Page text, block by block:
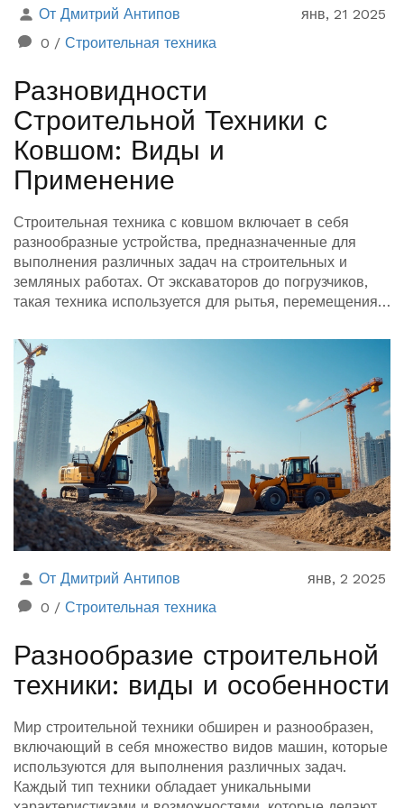
От Дмитрий Антипов
янв, 21 2025
0 / Строительная техника
Разновидности
Строительной Техники с
Ковшом: Виды и
Применение
Строительная техника с ковшом включает в себя
разнообразные устройства, предназначенные для
выполнения различных задач на строительных и
земляных работах. От экскаваторов до погрузчиков,
такая техника используется для рытья, перемещения и
ковшом и их применение, можно более эффективно
планировать строительные проекты и оптимизировать
процесс работы. В статье рассматриваются ключевые
аспекты этих машин и даются советы по выбору и
использованию правильной техники.
От Дмитрий Антипов
янв, 2 2025
0 / Строительная техника
Разнообразие строительной
техники: виды и особенности
Мир строительной техники обширен и разнообразен,
включающий в себя множество видов машин, которые
используются для выполнения различных задач.
Каждый тип техники обладает уникальными